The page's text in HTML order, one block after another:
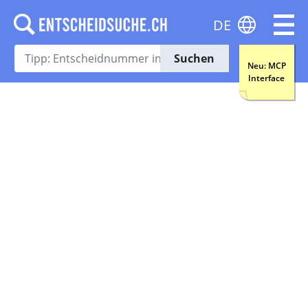
Suchen
Neu: MCP
Interface
DE